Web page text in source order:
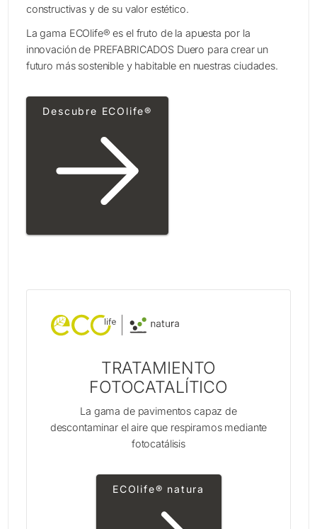
constructivas y de su valor estético.
La gama ECOlife® es el fruto de la apuesta por la
innovación de PREFABRICADOS Duero para crear un
futuro más sostenible y habitable en nuestras ciudades.
Descubre ECOlife®
TRATAMIENTO
FOTOCATALÍTICO
La gama de pavimentos capaz de
descontaminar el aire que respiramos mediante
fotocatálisis
ECOlife® natura